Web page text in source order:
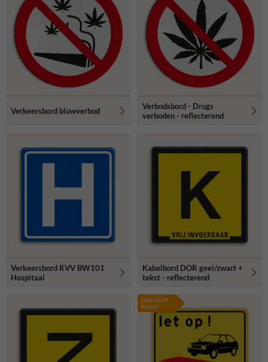
Verkeersbord blowverbod
Verbodsbord - Drugs
verboden - reflecterend
Verkeersbord RVV BW101
Hospitaal
Kabelbord DOR geel/zwart +
tekst - reflecterend
populaire
keuze